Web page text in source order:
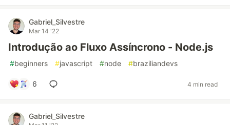
Gabriel_Silvestre
Mar 14 '22
Introdução ao Fluxo Assíncrono - Node.js
#beginners #javascript #node #braziliandevs
6 4 min read
Gabriel_Silvestre